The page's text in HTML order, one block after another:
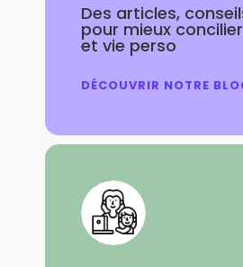
Des articles,
pour mieux
et vie perso
DÉCOUVRIR NOTRE